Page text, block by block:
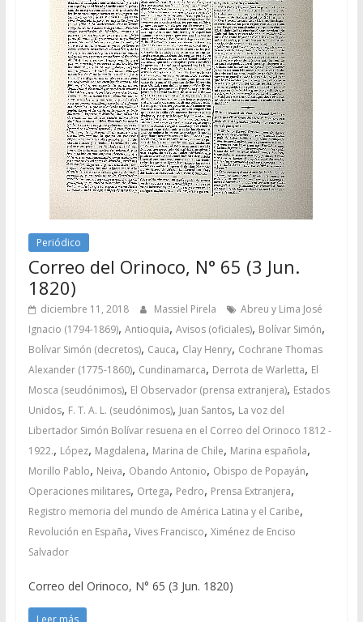
Periódico
Correo del Orinoco, N° 65 (3 Jun.
1820)
diciembre 11, 2018 Massiel Pirela
Abreu y Lima José
Ignacio (1794-1869), Antioquia, Avisos (oficiales), Bolívar Simón,
Bolívar Simón (decretos), Cauca, Clay Henry, Cochrane Thomas
Alexander (1775-1860), Cundinamarca, Derrota de Warletta, El
Mosca (seudónimos), El Observador (prensa extranjera), Estados
Unidos, F. T. A. L. (seudónimos), Juan Santos, La voz del
Libertador Simón Bolívar resuena en el Correo del Orinoco 1812 -
1922., López, Magdalena, Marina de Chile, Marina española,
Morillo Pablo, Neiva, Obando Antonio, Obispo de Popayán,
Operaciones militares, Ortega, Pedro, Prensa Extranjera,
Registro memoria del mundo de América Latina y el Caribe,
Revolución en España, Vives Francisco, Ximénez de Enciso
Salvador
Correo del Orinoco, N° 65 (3 Jun. 1820)
Leer más